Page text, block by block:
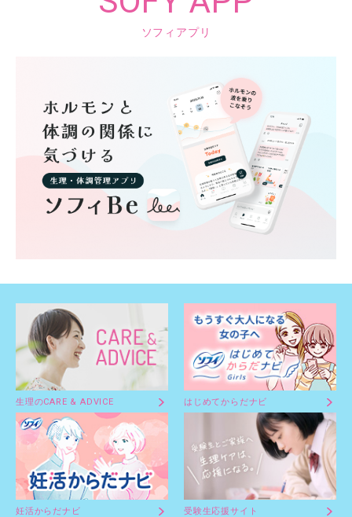
ソフィアプリ
生理のCARE & ADVICE はじめてからだナビ
妊活からだナビ 受験生応援サイト